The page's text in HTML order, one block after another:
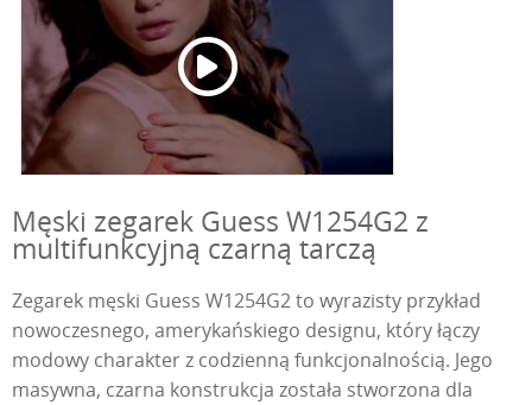
Męski zegarek Guess W1254G2 z
multifunkcyjną czarną tarczą
Zegarek męski Guess W1254G2 to wyrazisty przykład
nowoczesnego, amerykańskiego designu, który łączy
modowy charakter z codzienną funkcjonalnością. Jego
masywna, czarna konstrukcja została stworzona dla